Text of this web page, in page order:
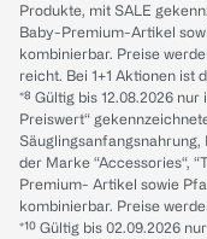
Produkte, mit SALE
Baby-Premium-Artikel
kombinierbar. Preise
reicht. Bei 1+1 Aktionen ist
*⁸ Gültig bis 12.08.2026
Preiswert“
der Marke “Accessories“,
Premium- Artikel sowie
kombinierbar. Preise
*¹⁰ Gültig bis 02.09.2026